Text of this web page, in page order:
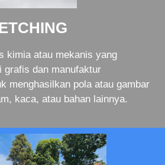
kimia atau mekanis yang
grafis dan manufaktur
menghasilkan pola atau gambar
kaca, atau bahan lainnya.